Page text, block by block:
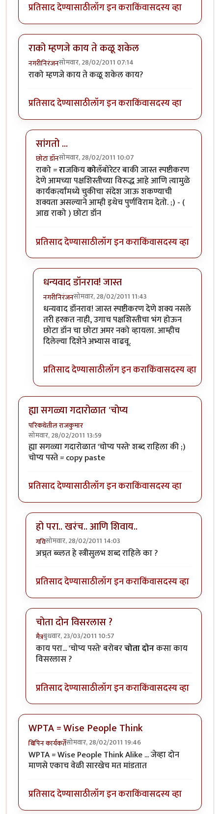
प्रतिसाद देण्यासाठीलॉग इन कराकिंवासदस्य व्हा
राको म्हणजे काय ते कळू शकेल
नगरीनिरंजनसोमवार, 28/02/2011 07:14
राको म्हणजे काय ते कळू शकेल काय?
प्रतिसाद देण्यासाठीलॉग इन कराकिंवासदस्य व्हा
सांगतो ...
छोटा डॉनसोमवार, 28/02/2011 10:07
In reply toराको म्हणजे काय ते कळू शकेलbyनगरीनिरंजन
राको =राजकियकोलॅबोरेटर बाकी जास्त स्पष्टीकरण
देणे आमच्या पक्षशिस्तीच्या विरुद्ध आहे आणि त्यामुळे
कार्यकर्त्यांमध्ये चुकीचा संदेश जाऊ शकण्याची
शक्यता असल्याने आम्ही इथेच पुर्णविराम देतो. ;) - (
आद्य राको ) छोटा डॉन
प्रतिसाद देण्यासाठीलॉग इन कराकिंवासदस्य व्हा
धन्यवाद डॉनराव! जास्त
नगरीनिरंजनसोमवार, 28/02/2011 11:43
In reply toसांगतो ...byछोटा डॉन
धन्यवाद डॉनराव! जास्त स्पष्टीकरण देणे शक्य नसले
तरी हरकत नाही, उगाच पक्षशिस्तीचा भंग होऊन
छोटा डॉन चा छोटा अमर नको व्हायला. आम्हीच
दिलेल्या दिशेने अभ्यास वाढवू.
प्रतिसाद देण्यासाठीलॉग इन कराकिंवासदस्य व्हा
ह्या सगळ्या गदारोळात 'चोप्य
परिकथेतील राजकुमार
सोमवार, 28/02/2011 13:59
ह्या सगळ्या गदारोळात 'चोप्य पस्ते' शब्द राहिला की ;)
चोप्य पस्ते = copy paste
प्रतिसाद देण्यासाठीलॉग इन कराकिंवासदस्य व्हा
हो परा.. खरंच.. आणि शिवाय..
गविसोमवार, 28/02/2011 14:03
In reply toह्या सगळ्या गदारोळात 'चोप्य
अच्र्त ब्व्लत हे स्त्रीसुलभ शब्द राहिले का ?
प्रतिसाद देण्यासाठीलॉग इन कराकिंवासदस्य व्हा
चोता दोन विसरलास ?
मैत्रबुधवार, 23/03/2011 10:57
In reply toह्या सगळ्या गदारोळात 'चोप्यbyपरिकथेतील
काय परा... 'चोप्य पस्ते' बरोबरचोता दोनकसा काय
विसरलास ?
प्रतिसाद देण्यासाठीलॉग इन कराकिंवासदस्य व्हा
WPTA = Wise People Think
बिपिन कार्यकर्तेसोमवार, 28/02/2011 19:46
WPTA = Wise People Think Alike ... जेव्हा दोन
माणसे एकाच वेळी सारखेच मत मांडतात
प्रतिसाद देण्यासाठीलॉग इन कराकिंवासदस्य व्हा